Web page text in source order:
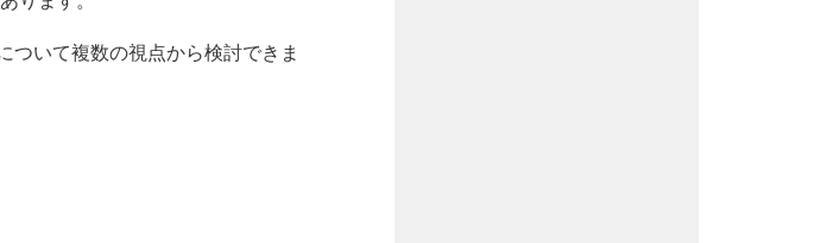
ついて複数の視点から検討できま